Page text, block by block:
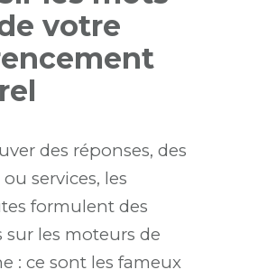
votre
des réponses, des
services, les
formulent des
sur les moteurs de
: ce sont les fameux